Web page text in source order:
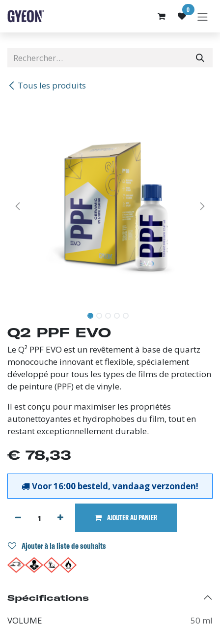
0
Tous les produits
Q2 PPF EVO
Le Q² PPF EVO est un revêtement à base de quartz
monocouche innovant et flexible, spécialement
développé pour tous les types de films de protection
de peinture (PPF) et de vinyle.
Il est conçu pour maximiser les propriétés
autonettoyantes et hydrophobes du film, tout en
restant exceptionnellement durable.
€ 78,33
Voor 16:00 besteld, vandaag verzonden!
AJOUTER AU PANIER
Ajouter à la liste de souhaits
Spécifications
VOLUME
50 ml